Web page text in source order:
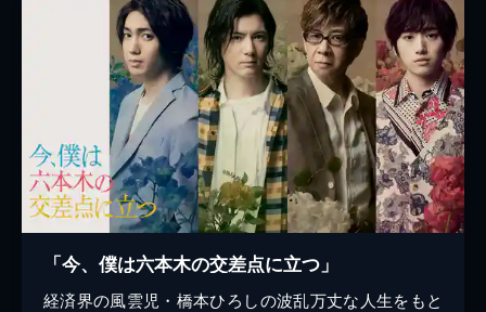
「今、僕は六本木の交差点に立つ」
経済界の風雲児・橋本ひろしの波乱万丈な人生をもと